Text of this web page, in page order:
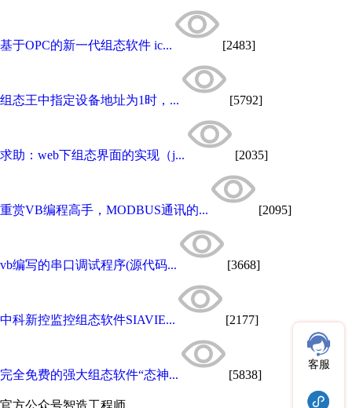
基于OPC的新一代组态软件 ic... [2483]
组态王中指定设备地址为1时，... [5792]
求助：web下组态界面的实现（j... [2035]
重赏VB编程高手，MODBUS通讯的... [2095]
vb编写的串口调试程序(源代码... [3668]
中科新控监控组态软件SIAVIE... [2177]
完全免费的强大组态软件“态神... [5838]
官方公众号智造工程师
客服